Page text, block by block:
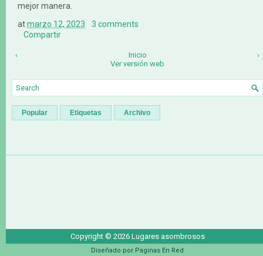
mejor manera.
atmarzo 12, 2023
3 comments
Compartir
‹ ›
Inicio
Ver versión web
Popular Etiquetas Archivo
Copyright © 2026 Lugares asombrosos
Diseñado por Paginas En Red